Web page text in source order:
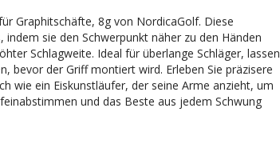
Graphitschäfte, 8g von NordicaGolf. Diese
sie den Schwerpunkt näher zu den Händen
Schlagweite. Ideal für überlange Schläger, lassen
bevor der Griff montiert wird. Erleben Sie präzisere
wie ein Eiskunstläufer, der seine Arme anzieht, um
und das Beste aus jedem Schwung